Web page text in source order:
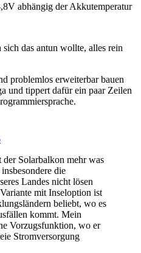
abhängig der Akkutemperatur
das antun wollte, alles rein
problemlos erweiterbar bauen
und tippert dafür ein paar Zeilen
der Solarbalkon mehr was
die
Landes nicht lösen
mit Inseloption ist
beliebt, wo es
kommt. Mein
Vorzugsfunktion, wo er
Stromversorgung